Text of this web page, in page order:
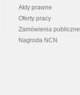
Akty prawne
Oferty pracy
Zamówienia publiczne
Nagroda NCN